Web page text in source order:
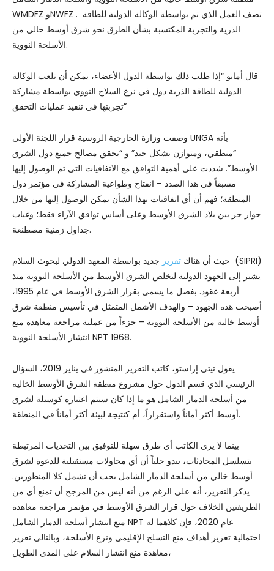
WMDFZ وNWFZ . تصف العمل الذي تم بواسطة الوكالة الدولية للطاقة
الذرية والتجربة المكتسبة بشأن الطرق نحو شرق أوسط خالي من
الأسلحة النووية.
قال أمانو “إذا طلب ذلك بواسطة الدول الأعضاء، يمكن أن تلعب الوكالة
الدولية للطاقة الذرية دول في نزع السلاح النووي بواسطة مشاركة
تجربتها في تنفيذ عمليات التحقق”
وصفت وزارة الخارجية الروسية قرار اللجنة الأولى UNGA بأنه
“منطقي، ومتوازن بشكل جيد” و “يحقق مصالح جميع دول الشرق
الأوسط”. شددت على أهمية التوافق مع الاتفاقيات التي تم الوصول إليها
مسبقاً في هذا الصدد – انفتاح وطواعية المشاركة في مؤتمر دول
المنطقة؛ فهم أن أي اتفاقيات بهذا الشأن يمكن الوصول إليها من خلال
حوار حر بين بلاد الشرق الأوسط وعلى أساس توافق الآراء فقط؛ وغياب
جداول زمنية مصطنعة.
حيث أن هناك تقرير جديد بواسطة المعهد الدولي لبحوث السلام (SIPRI)
يشير إلى الجهود الدولية لتخلص الشرق الأوسط من الأسلحة النووية منذ
أربعة عقود. بفضل ما يسمى بقرار الشرق الأوسط في عام 1995،
أصبحت هذه الجهود – والهدف الأشمل المتمثل في تأسيس منطقة شرق
أوسط خالية من الأسلحة النووية – جزءاً من عملية مراجعة معاهدة منع
انتشار الأسلحة النووية NPT 1968.
يقول تيتي إراستو، كاتب التقرير المنشور في يناير 2019، السؤال
الرئيسي الذي قسم الدول حول مشروع منطقة الشرق الأوسط الخالية
من أسلحة الدمار الشامل هو ما إذا كان سيتم اعتباره كوسيلة لشرق
أوسط أكثر أماناً واستقراراً، أم كنتيجة لبيئة أكثر أماناً في المنطقة.
بينما لا يرى الكاتب أي طرق سهلة للتوفيق بين التحديات المرتبطة
بتسلسل المحادثات، يبدو جلياً أن أي محاولات مستقبلية للدعوة لشرق
أوسط خالي من أسلحة الدمار الشامل يجب أن تشمل كلا المنظورين.
يذكر التقرير، أنه على الرغم من أنه ليس من المرجح أن تمنع أي من
الطريقتين الخلاف حول قرار الشرق الأوسط في مؤتمر مراجعة معاهدة
منع انتشار أسلحة الدمار الشامل NPT عام 2020، فإن كلاهما له
احتمالية تعزيز أهداف منع التسلح الإقليمي ونزع الأسلحة، وبالتالي تعزيز
معاهدة منع انتشار السلام على المدى الطويل،